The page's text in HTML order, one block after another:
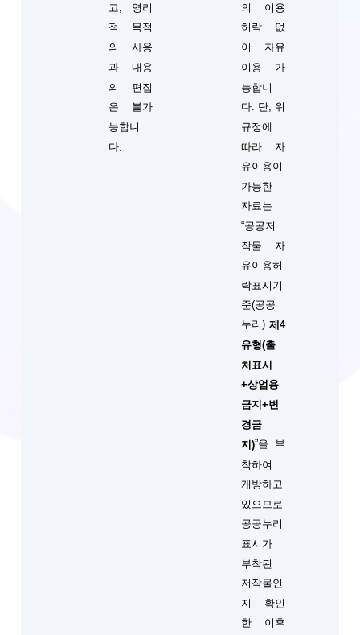
고, 영리
적 목적
의 사용
과 내용
의 편집
은 불가
능합니
다.
의 이용
허락 없
이 자유
이용 가
능합니
다. 단, 위
규정에
따라 자
유이용이
가능한
자료는
“공공저
작물 자
유이용허
락표시기
준(공공
누리) 제4
유형(출
처표시
+상업용
금지+변
경금
지)”을 부
착하여
개방하고
있으므로
공공누리
표시가
부착된
저작물인
지 확인
한 이후